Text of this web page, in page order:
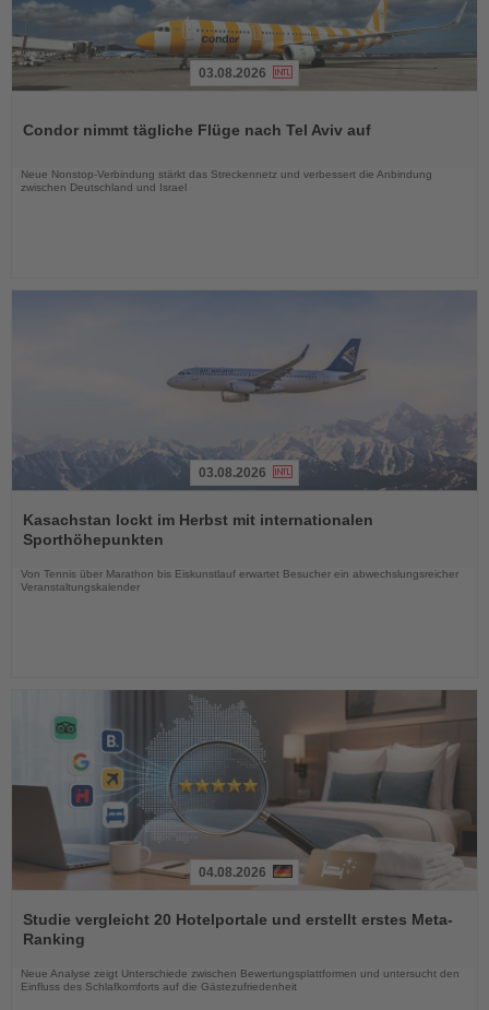
die
03.08.2026
Condor nimmt tägliche Flüge nach Tel Aviv auf
Neue Nonstop-Verbindung stärkt das Streckennetz und verbessert die Anbindung
zwischen Deutschland und Israel
Sie
die
Nachrichten
03.08.2026
Kasachstan lockt im Herbst mit internationalen
Sporthöhepunkten
Von Tennis über Marathon bis Eiskunstlauf erwartet Besucher ein abwechslungsreicher
Veranstaltungskalender
Sie
die
Nachrichten
04.08.2026
Studie vergleicht 20 Hotelportale und erstellt erstes Meta-
Ranking
Neue Analyse zeigt Unterschiede zwischen Bewertungsplattformen und untersucht den
Einfluss des Schlafkomforts auf die Gästezufriedenheit